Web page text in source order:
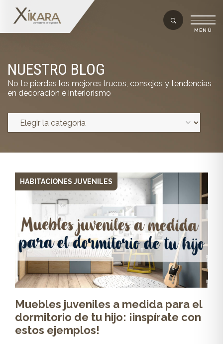
NUESTRO BLOG
No te pierdas los mejores trucos, consejos y tendencias
en decoración e interiorismo
HABITACIONES JUVENILES
Muebles juveniles a medida para el
dormitorio de tu hijo: ¡inspírate con
estos ejemplos!